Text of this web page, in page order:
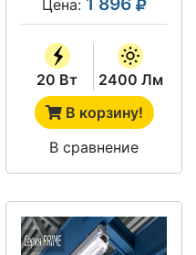
Цена:
20 Вт
2400 Лм
В корзину!
В сравнение